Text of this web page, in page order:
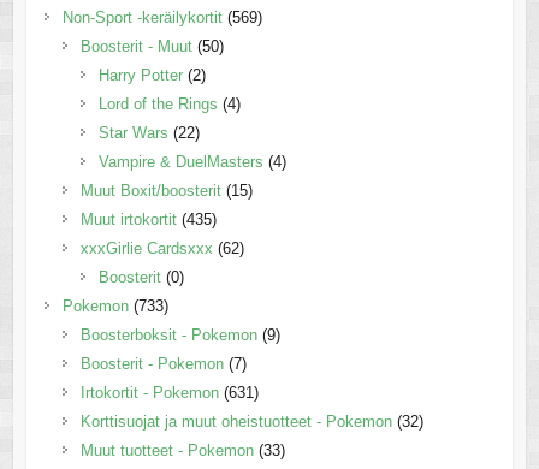
Non-Sport -keräilykortit (569)
Boosterit - Muut (50)
Harry Potter (2)
Lord of the Rings (4)
Star Wars (22)
Vampire & DuelMasters (4)
Muut Boxit/boosterit (15)
Muut irtokortit (435)
xxxGirlie Cardsxxx (62)
Boosterit (0)
Pokemon (733)
Boosterboksit - Pokemon (9)
Boosterit - Pokemon (7)
Irtokortit - Pokemon (631)
Korttisuojat ja muut oheistuotteet - Pokemon (32)
Muut tuotteet - Pokemon (33)